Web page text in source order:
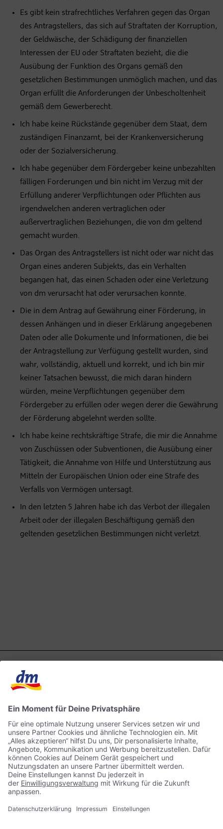
Es gibt kein strafrechtliches Verfahren gegen das Organ
des Antragstellers, das sich auf Straftaten der Korruption,
der Geldwäsche, der Schädigung der finanziellen
Interessen der EU oder Straftaten bezieht, die die
Ausübung der Funktion des Organs gemäß den
gesetzlichen Bestimmungen unmöglich machen, und das
Organ erfüllt die Anforderungen der Unbescholtenheit
gemäß dem Gewerberecht.
Ich habe keine Rückstände gegenüber dem Staat, dem
zuständigen Finanzamt, bei der Krankenversicherung
oder der Sozialversicherung.
Ich habe gegenüber dem Fördergeber keine unbezahlten
fälligen Forderungen und bin nicht im Verzug mit der
Erfüllung anderer Verpflichtungen oder Pflichten aus
irgendwelchen anderen vertraglichen oder
außervertraglichen Beziehungen, die von dm geltend
gemacht wurden.
Das Organ des Antragstellers ist nicht oder war nicht das
Organ eines anderen Subjekts, das ein Verhalten
begangen hat, das einen Schaden oder eine Verletzung
von dm verursacht hat oder verursachen konnte.
Die in dem Antrag auf Gewährung einer Förderung, in
dessen Anhängen und in dieser Erklärung angegebenen
Daten oder alle Dokumente und Informationen, die bei
der Antragstellung zur Verfügung gestellt wurden, sind
wahr, vollständig, aktuell und korrekt, und ich bin mir
keiner Tatsachen bewusst, die mich daran hindern
würden, meine Verpflichtungen gegenüber dem
Fördergeber zu erfüllen oder wegen derer die Gewährung
der Förderung abgelehnt werden sollte.
Ich habe keine rechtskräftige Strafe, die mir die Annahme
von Zuschüssen oder Subventionen, die Ausübung einer
Tätigkeit, die Annahme von Hilfe und Unterstützung aus
Mitteln der Europäischen Union oder eine Strafe des
Verfalls von Vermögen untersagt.
In den letzten 5 Jahren habe ich das Verbot der illegalen
Arbeit oder der illegalen Beschäftigung gemäß den
geltenden gesetzlichen Bestimmungen nicht verletzt.